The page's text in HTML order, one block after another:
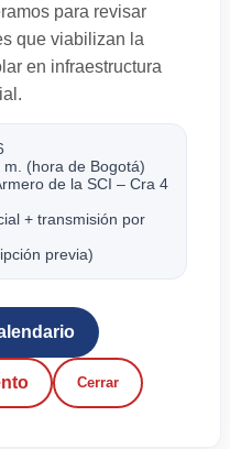
para revisar
que viabilizan la
en infraestructura
(hora de Bogotá)
de la SCI – Cra 4
+ transmisión por
previa)
Cerrar